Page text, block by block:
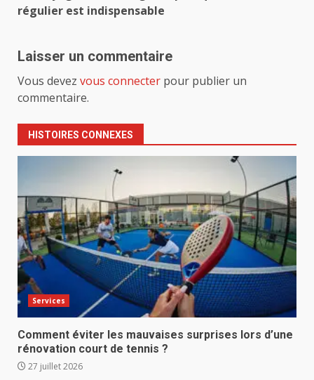
régulier est indispensable
Laisser un commentaire
Vous devez vous connecter pour publier un
commentaire.
HISTOIRES CONNEXES
Services
Comment éviter les mauvaises surprises lors d’une
rénovation court de tennis ?
27 juillet 2026